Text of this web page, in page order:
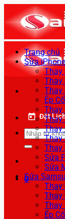
qua
nội
dung
Đặt
Tìm
kiếm:
0
Trang chủ
Sửa iPhone
Thay
Thay
Thay
Ép
Thay
Thay
Thay
Thay
Thay
Sửa
Sửa
Sửa
Thay
Thay
Thay
Ép